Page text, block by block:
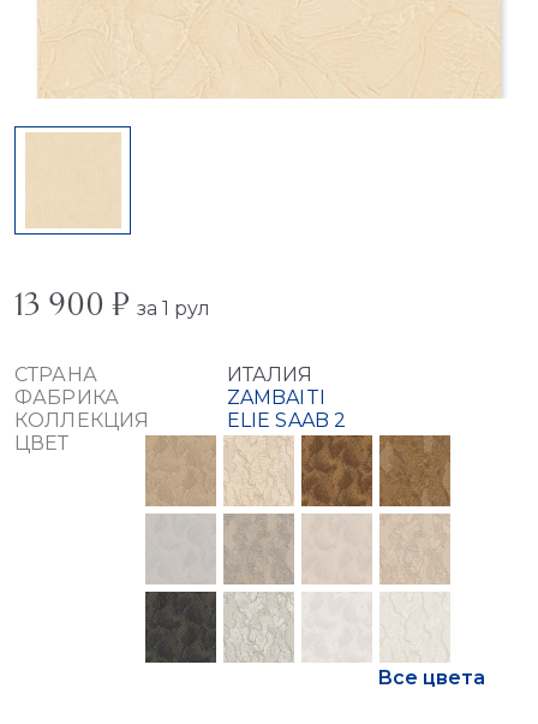
13 900 ₽ за 1 рул
СТРАНА
ИТАЛИЯ
ФАБРИКА
ZAMBAITI
КОЛЛЕКЦИЯ
ELIE SAAB 2
ЦВЕТ
Все цвета